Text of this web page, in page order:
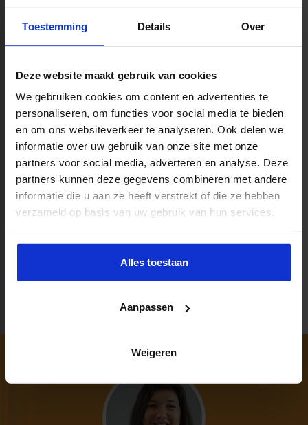
Toestemming Details Over
Deze website maakt gebruik van cookies
We gebruiken cookies om content en advertenties te
personaliseren, om functies voor social media te bieden
en om ons websiteverkeer te analyseren. Ook delen we
informatie over uw gebruik van onze site met onze
partners voor social media, adverteren en analyse. Deze
partners kunnen deze gegevens combineren met andere
informatie die u aan ze heeft verstrekt of die ze hebben
verzameld op basis van uw gebruik van hun services.
Alles toestaan
Aanpassen
Weigeren
Videofragmenten waarbij
onderzoeksmateriaal in beeld wordt
gebracht (praktijkvoorbeelden)
Kosten voor toegang tot speciale website van
NVORWO-leden betalen € 30,-
lid worden van NVORWO kost € 42,-
(incl. abonnement Volgens Bartjens) + €
30,-
geen lid zijn en ook niet worden € 50,-
Nadere informatie en mogelijkheden tot
Rekendiagnostiek door hoofddocent Ceciel